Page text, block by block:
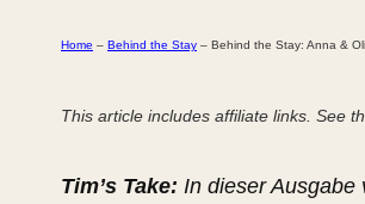
Home – Behind the Stay – Behind the Stay: Anna &
This article includes affiliate links. See
Tim’s Take: In dieser Ausgabe